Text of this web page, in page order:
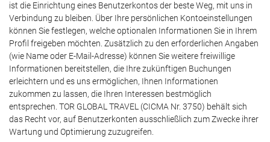
ist die Einrichtung eines Benutzerkontos der beste Weg, mit uns in
Verbindung zu bleiben. Über Ihre persönlichen Kontoeinstellungen
können Sie festlegen, welche optionalen Informationen Sie in Ihrem
Profil freigeben möchten. Zusätzlich zu den erforderlichen Angaben
(wie Name oder E-Mail-Adresse) können Sie weitere freiwillige
Informationen bereitstellen, die Ihre zukünftigen Buchungen
erleichtern und es uns ermöglichen, Ihnen Informationen
zukommen zu lassen, die Ihren Interessen bestmöglich
entsprechen. TOR GLOBAL TRAVEL (CICMA Nr. 3750) behält sich
das Recht vor, auf Benutzerkonten ausschließlich zum Zwecke ihrer
Wartung und Optimierung zuzugreifen.